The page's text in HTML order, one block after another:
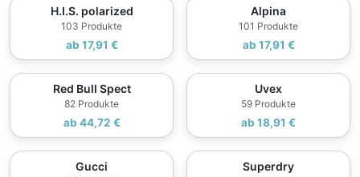
H.I.S. polarized
103 Produkte
ab 17,91 €
Alpina
101 Produkte
ab 17,91 €
Red Bull Spect
82 Produkte
ab 44,72 €
Uvex
59 Produkte
ab 18,91 €
Gucci Superdry